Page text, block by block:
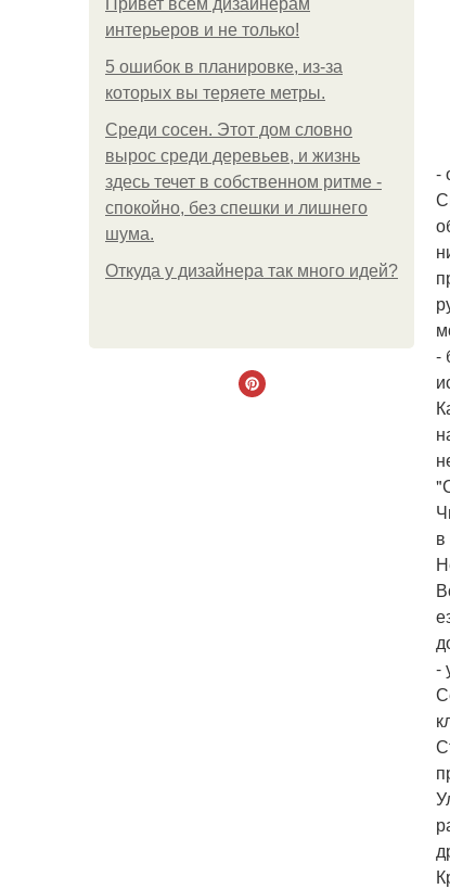
Привет всем дизайнерам
интерьеров и не только!
5 ошибок в планировке, из-за
которых вы теряете метры.
Среди сосен. Этот дом словно
вырос среди деревьев, и жизнь
здесь течет в собственном ритме -
спокойно, без спешки и лишнего
шума.
Откуда у дизайнера так много идей?
-
-
-